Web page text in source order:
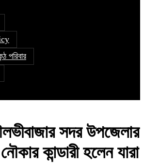
পরিবার
সদর উপজেলার
কান্ডারী হলেন যারা